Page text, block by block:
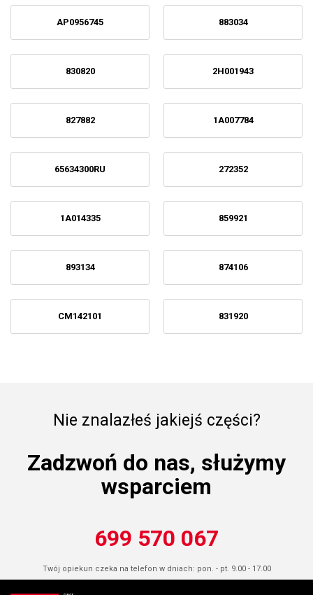
AP0956745 883034
830820 2H001943
827882 1A007784
65634300RU 272352
1A014335 859921
893134 874106
CM142101 831920
Nie znalazłeś jakiejś części?
Zadzwoń do nas, służymy
wsparciem
699 570 067
Twój opiekun czeka na telefon w dniach: pon. - pt. 9.00 - 17.00